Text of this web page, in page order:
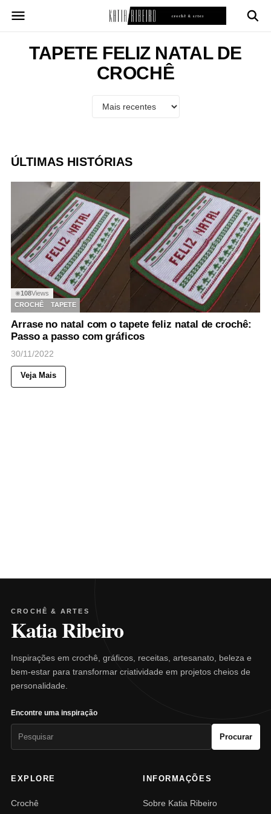
para
conteúdoTAPETE FELIZ NATAL DE
CROCHÊ
ÚLTIMAS HISTÓRIAS
◉108Views
CROCHÊ
TAPETE
Arrase no natal com o tapete feliz natal de crochê:
Passo a passo com gráficos
30/11/2022
Veja Mais
CROCHÊ & ARTES
Katia Ribeiro
Inspirações em crochê, gráficos, receitas, artesanato, beleza e
bem-estar para transformar criatividade em projetos cheios de
personalidade.
Encontre uma inspiração
Procurar
EXPLORE
Crochê
INFORMAÇÕES
Sobre Katia Ribeiro